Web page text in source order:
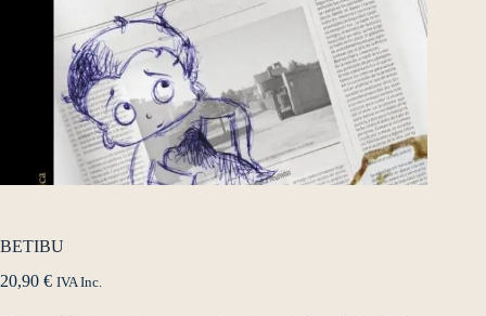
BETIBU
20,90 € IVA Inc.